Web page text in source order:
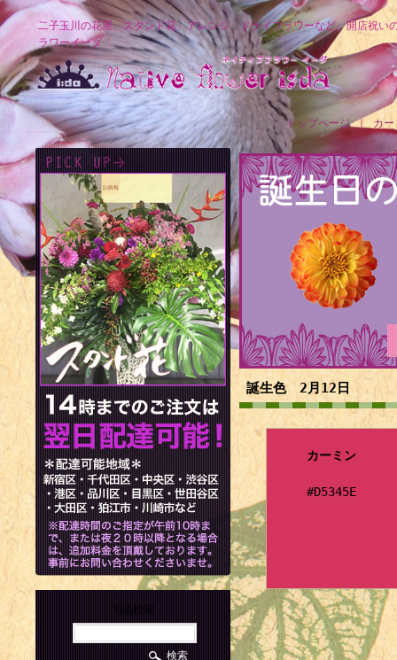
二子玉川の花屋、スタンド花、アレンジ、ドライフラワーなど、開店祝い
ラワーイーダ
トップページ｜ カ
誕生色 2月12日
カーミン
#D5345E
商品検索